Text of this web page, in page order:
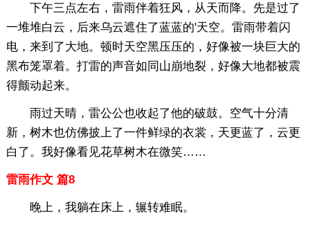
下午三点左右，雷雨伴着狂风，从天而降。先是过了
一堆堆白云，后来乌云遮住了蓝蓝的'天空。雷雨带着闪
电，来到了大地。顿时天空黑压压的，好像被一块巨大的
黑布笼罩着。打雷的声音如同山崩地裂，好像大地都被震
得颤动起来。
雨过天晴，雷公公也收起了他的破鼓。空气十分清
新，树木也仿佛披上了一件鲜绿的衣裳，天更蓝了，云更
白了。我好像看见花草树木在微笑……
雷雨作文 篇8
晚上，我躺在床上，辗转难眠。